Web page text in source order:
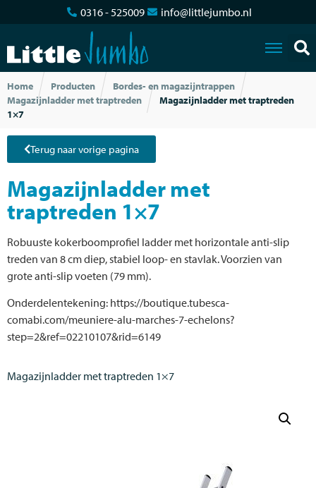
0316 - 525009 info@littlejumbo.nl
Home Producten
Bordes- en magazijntrappen
Magazijnladder met traptreden
Magazijnladder met traptreden
1×7
Terug naar vorige pagina
Magazijnladder met
traptreden 1×7
Robuuste kokerboomprofiel ladder met horizontale anti-slip
treden van 8 cm diep, stabiel loop- en stavlak. Voorzien van
grote anti-slip voeten (79 mm).
Onderdelentekening: https://boutique.tubesca-
comabi.com/meuniere-alu-marches-7-echelons?
step=2&ref=02210107&rid=6149
Magazijnladder met traptreden 1×7